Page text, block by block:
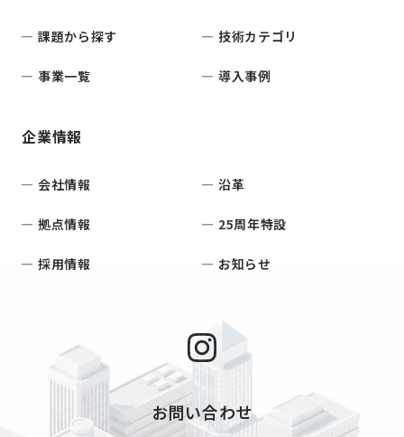
課題から探す 技術カテゴリ
事業一覧 導入事例
企業情報
会社情報 沿革
拠点情報 25周年特設
採用情報 お知らせ
お問い合わせ